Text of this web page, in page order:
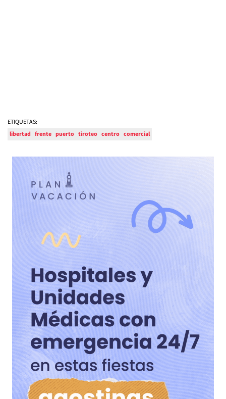
ETIQUETAS:
libertad frente puerto tiroteo centro comercial